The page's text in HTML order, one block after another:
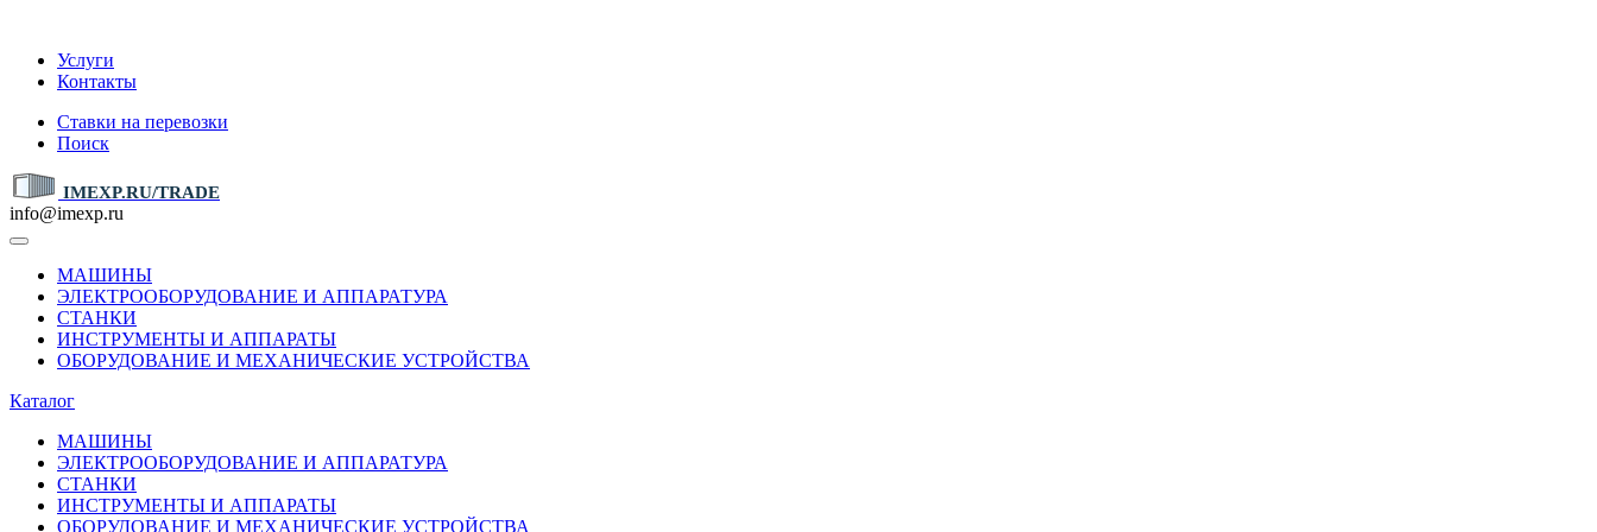
Услуги
Контакты
Ставки на перевозки
Поиск
IMEXP.RU/TRADE
info@imexp.ru
МАШИНЫ
ЭЛЕКТРООБОРУДОВАНИЕ И АППАРАТУРА
СТАНКИ
ИНСТРУМЕНТЫ И АППАРАТЫ
ОБОРУДОВАНИЕ И МЕХАНИЧЕСКИЕ УСТРОЙСТВА
Каталог
МАШИНЫ
ЭЛЕКТРООБОРУДОВАНИЕ И АППАРАТУРА
СТАНКИ
ИНСТРУМЕНТЫ И АППАРАТЫ
ОБОРУДОВАНИЕ И МЕХАНИЧЕСКИЕ УСТРОЙСТВА